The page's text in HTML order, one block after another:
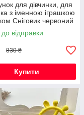
для дівчинки, для
з іменною іграшкою
Сніговик червоний
свята
відправки
830 ₴
Купити